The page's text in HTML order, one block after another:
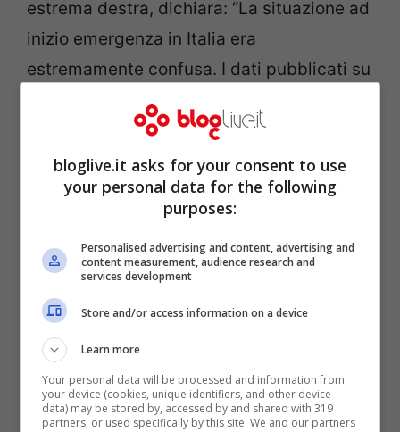
estrema destra, dichiara: “La situazione ad
inizio emergenza in Italia era
estremamente confusa. I dati pubblicati su
morti e positivi non siamo sicuri siano
controllati”. Poi si lascia andare con una
frase che lascia di stucco: “Possiamo
definire il Covid come infezione
bloglive.it asks for your consent to use
your personal data for the following
purposes:
Personalised advertising and content, advertising and
content measurement, audience research and
services development
Store and/or access information on a device
Learn more
Your personal data will be processed and information from
your device (cookies, unique identifiers, and other device
data) may be stored by, accessed by and shared with 319
partners, or used specifically by this site. We and our partners